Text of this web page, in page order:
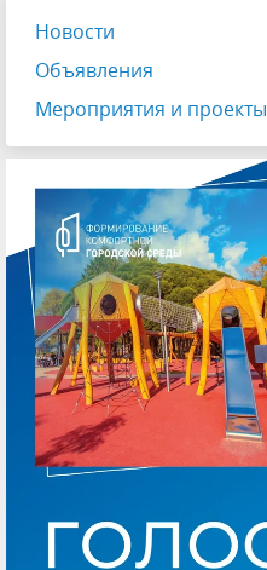
Новости
Объявления
Мероприятия и проекты